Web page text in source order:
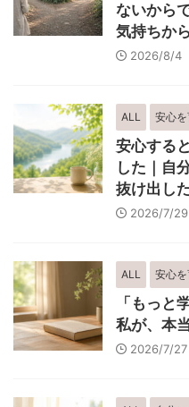
ないから
気持ちか
2026/8/4
ALL 安心
安心する
した｜自
抜け出し
2026/7/29
ALL 安心
「もっと
私が、本
2026/7/27